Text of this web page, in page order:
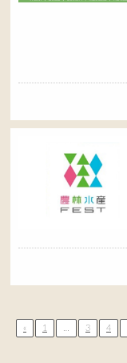
« 1 3 4